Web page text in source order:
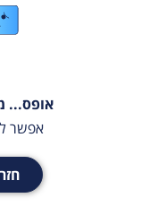
אופס...
אפשר